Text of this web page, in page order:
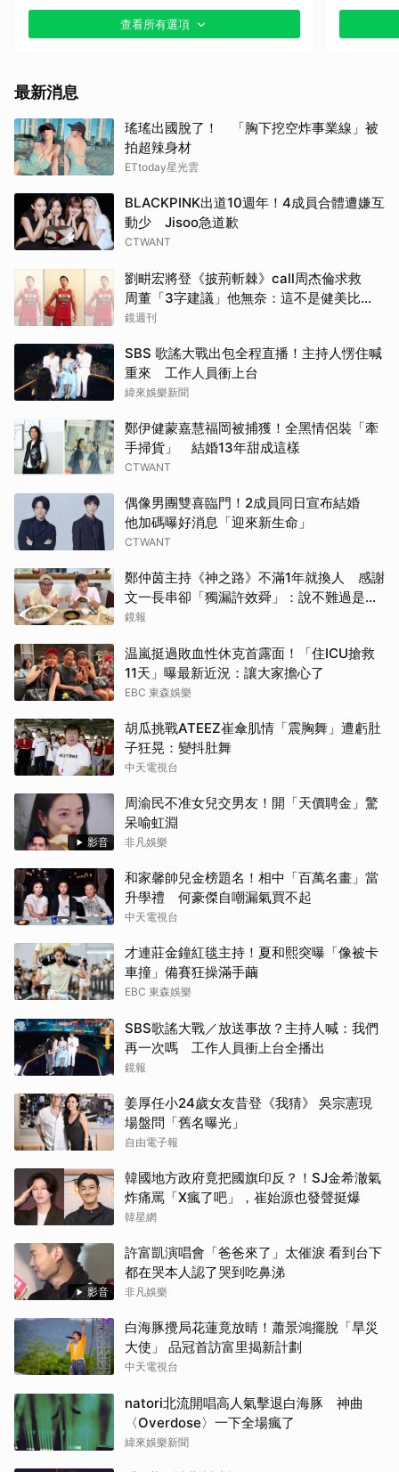
查看所有選項
最新消息
瑤瑤出國脫了！ 「胸下挖空炸事業線」被
拍超辣身材
ETtoday星光雲
BLACKPINK出道10週年！4成員合體遭嫌互
動少 Jisoo急道歉
CTWANT
劉畊宏將登《披荊斬棘》call周杰倫求救
周董「3字建議」他無奈：這不是健美比
賽！
鏡週刊
SBS 歌謠大戰出包全程直播！主持人愣住喊
重來 工作人員衝上台
緯來娛樂新聞
鄭伊健蒙嘉慧福岡被捕獲！全黑情侶裝「牽
手掃貨」 結婚13年甜成這樣
CTWANT
偶像男團雙喜臨門！2成員同日宣布結婚
他加碼曝好消息「迎來新生命」
CTWANT
鄭仲茵主持《神之路》不滿1年就換人 感謝
文一長串卻「獨漏許效舜」：說不難過是騙
人的
鏡報
温嵐挺過敗血性休克首露面！「住ICU搶救
11天」曝最新近況：讓大家擔心了
EBC 東森娛樂
胡瓜挑戰ATEEZ崔傘肌情「震胸舞」遭虧肚
子狂晃：變抖肚舞
中天電視台
影音
周渝民不准女兒交男友！開「天價聘金」驚
呆喻虹淵
非凡娛樂
和家馨帥兒金榜題名！相中「百萬名畫」當
升學禮 何豪傑自嘲漏氣買不起
中天電視台
才連莊金鐘紅毯主持！夏和熙突曝「像被卡
車撞」備賽狂操滿手繭
EBC 東森娛樂
SBS歌謠大戰／放送事故？主持人喊：我們
再一次嗎 工作人員衝上台全播出
鏡報
姜厚任小24歲女友昔登《我猜》 吳宗憲現
場盤問「舊名曝光」
自由電子報
韓國地方政府竟把國旗印反？！SJ金希澈氣
炸痛罵「X瘋了吧」，崔始源也發聲挺爆
韓星網
影音
許富凱演唱會「爸爸來了」太催淚 看到台下
都在哭本人認了哭到吃鼻涕
非凡娛樂
白海豚攪局花蓮竟放晴！蕭景鴻擺脫「旱災
大使」 品冠首訪富里揭新計劃
中天電視台
natori北流開唱高人氣擊退白海豚 神曲
〈Overdose〉一下全場瘋了
緯來娛樂新聞